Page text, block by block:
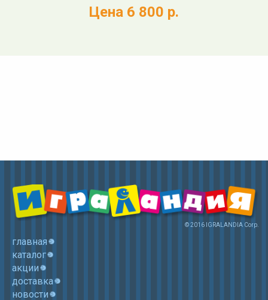
Цена 6 800 р.
© 2016 IGRALANDIA Corp.
главная
каталог
акции
доставка
новости